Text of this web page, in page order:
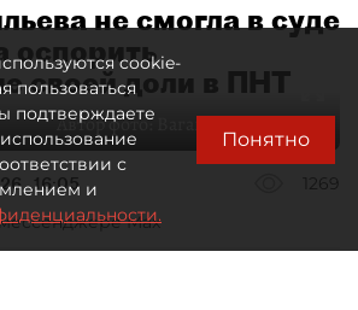
не смогла в суде
оспорить
своей доли в ПНТ
Автор фото: Ваганов Антон / "ДП"
16:05
1269
Max
cookie-
пользоваться
подтверждаете
с
и
Понятно